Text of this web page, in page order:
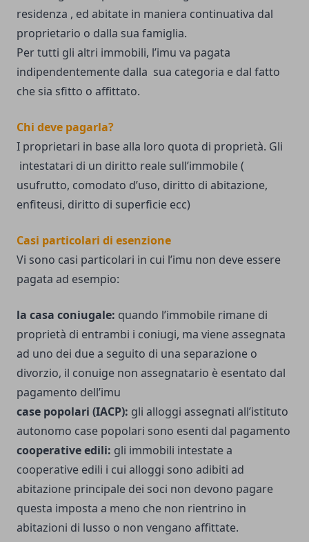
residenza , ed abitate in maniera continuativa dal
proprietario o dalla sua famiglia.
Per tutti gli altri immobili, l’imu va pagata
indipendentemente dalla sua categoria e dal fatto
che sia sfitto o affittato.
Chi deve pagarla?
I proprietari in base alla loro quota di proprietà. Gli
intestatari di un diritto reale sull’immobile (
usufrutto, comodato d’uso, diritto di abitazione,
enfiteusi, diritto di superficie ecc)
Casi particolari di esenzione
Vi sono casi particolari in cui l’imu non deve essere
pagata ad esempio:
la casa coniugale: quando l’immobile rimane di
proprietà di entrambi i coniugi, ma viene assegnata
ad uno dei due a seguito di una separazione o
divorzio, il conuige non assegnatario è esentato dal
pagamento dell’imu
case popolari (IACP): gli alloggi assegnati all’istituto
autonomo case popolari sono esenti dal pagamento
cooperative edili: gli immobili intestate a
cooperative edili i cui alloggi sono adibiti ad
abitazione principale dei soci non devono pagare
questa imposta a meno che non rientrino in
abitazioni di lusso o non vengano affittate.